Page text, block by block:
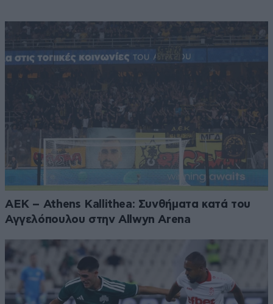
ΑΕΚ – Athens Kallithea: Συνθήματα κατά του
Αγγελόπουλου στην Allwyn Arena